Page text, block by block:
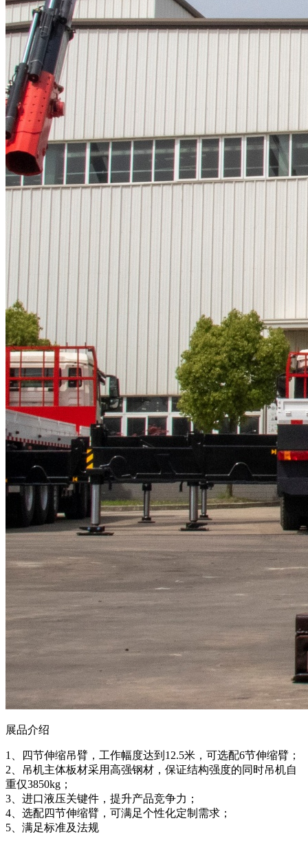
展品介绍
1、四节伸缩吊臂，工作幅度达到12.5米，可选配6节伸缩臂；
2、吊机主体板材采用高强钢材，保证结构强度的同时吊机自
重仅3850kg；
3、进口液压关键件，提升产品竞争力；
4、选配四节伸缩臂，可满足个性化定制需求；
5、满足标准及法规